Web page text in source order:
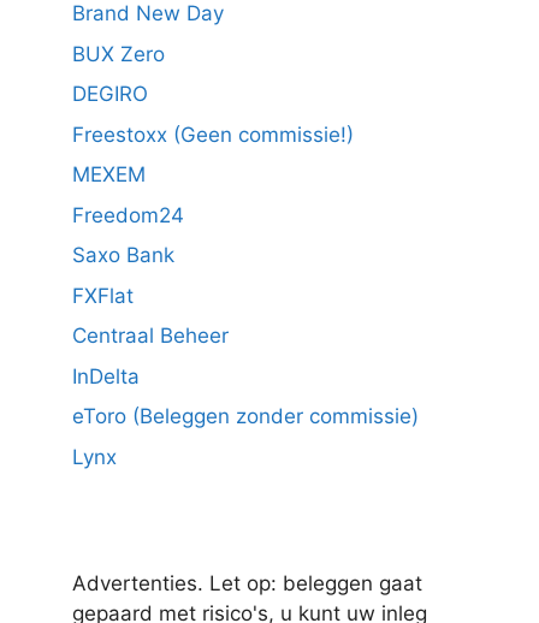
Brand New Day
BUX Zero
DEGIRO
Freestoxx (Geen commissie!)
MEXEM
Freedom24
Saxo Bank
FXFlat
Centraal Beheer
InDelta
eToro (Beleggen zonder commissie)
Lynx
Advertenties. Let op: beleggen gaat
gepaard met risico's, u kunt uw inleg